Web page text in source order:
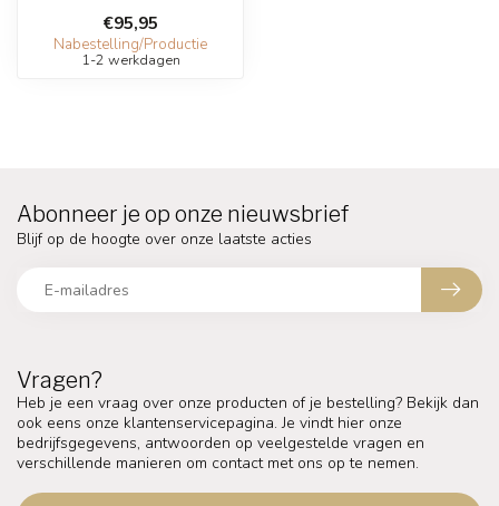
€95,95
Nabestelling/Productie
1-2 werkdagen
Vragen?
Heb je een vraag over onze producten of je bestelling? Bekijk dan
ook eens onze klantenservicepagina. Je vindt hier onze
bedrijfsgegevens, antwoorden op veelgestelde vragen en
verschillende manieren om contact met ons op te nemen.
Abonneer je op onze nieuwsbrief
Blijf op de hoogte over onze laatste acties